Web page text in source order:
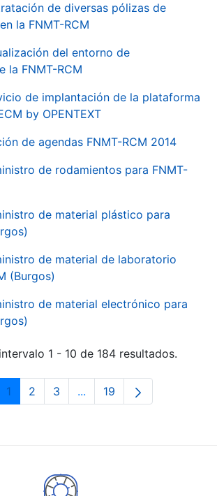
de diversas pólizas de
la FNMT-RCM
del entorno de
la FNMT-RCM
de implantación de la plataforma
by OPENTEXT
de agendas FNMT-RCM 2014
de rodamientos para FNMT-
de material plástico para
de material de laboratorio
(Burgos)
de material electrónico para
1 - 10 de 184 resultados.
Páxina
1 Páxina
2 Páxina
3 ...Páxinas intermedias Use
Páxina
19